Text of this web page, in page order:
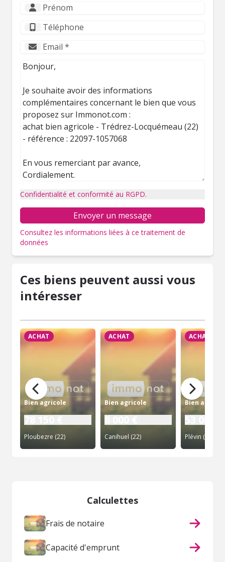
Confidentialité et conformité au RGPD.
Envoyer un message
Consultez les informations liées à ce traitement de
données
Ces biens peuvent aussi vous
intéresser
ACHAT
Bien agricole
78 150 €
Ploubezre (22)
ACHAT
Bien agricole
8 000 €
Canihuel (22)
ACHAT
Bien
53 000 €
Plévin (22)
Calculettes
Frais de notaire
Capacité d'emprunt